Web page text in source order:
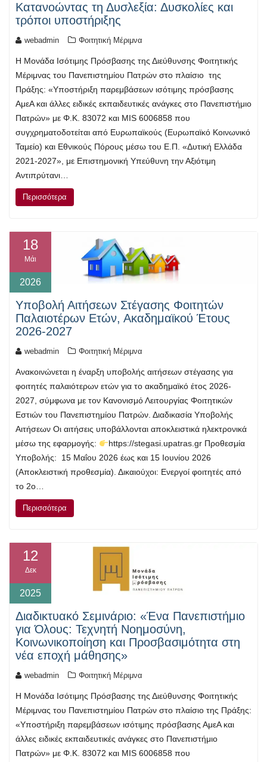
Κατανοώντας τη Δυσλεξία: Δυσκολίες και
τρόποι υποστήριξης
webadmin Φοιτητική Μέριμνα
Η Μονάδα Ισότιμης Πρόσβασης της Διεύθυνσης Φοιτητικής
Μέριμνας του Πανεπιστημίου Πατρών στο πλαίσιο της
Πράξης: «Υποστήριξη παρεμβάσεων ισότιμης πρόσβασης
ΑμεΑ και άλλες ειδικές εκπαιδευτικές ανάγκες στο Πανεπιστήμιο
Πατρών» με Φ.Κ. 83072 και MIS 6006858 που
συγχρηματοδοτείται από Ευρωπαϊκούς (Ευρωπαϊκό Κοινωνικό
Ταμείο) και Εθνικούς Πόρους μέσω του Ε.Π. «Δυτική Ελλάδα
2021-2027», με Επιστημονική Υπεύθυνη την Αξιότιμη
Αντιπρύτανι…
Περισσότερα
18
Μάι
2026
Υποβολή Αιτήσεων Στέγασης Φοιτητών
Παλαιοτέρων Ετών, Ακαδημαϊκού Έτους
2026-2027
webadmin Φοιτητική Μέριμνα
Ανακοινώνεται η έναρξη υποβολής αιτήσεων στέγασης για
φοιτητές παλαιότερων ετών για το ακαδημαϊκό έτος 2026-
2027, σύμφωνα με τον Κανονισμό Λειτουργίας Φοιτητικών
Εστιών του Πανεπιστημίου Πατρών. Διαδικασία Υποβολής
Αιτήσεων Οι αιτήσεις υποβάλλονται αποκλειστικά ηλεκτρονικά
μέσω της εφαρμογής:
https://stegasi.upatras.gr Προθεσμία
Υποβολής: 15 Μαΐου 2026 έως και 15 Ιουνίου 2026
(Αποκλειστική προθεσμία). Δικαιούχοι: Ενεργοί φοιτητές από
το 2ο…
Περισσότερα
12
Δεκ
2025
Διαδικτυακό Σεμινάριο: «Ένα Πανεπιστήμιο
για Όλους: Τεχνητή Νοημοσύνη,
Κοινωνικοποίηση και Προσβασιμότητα στη
νέα εποχή μάθησης»
webadmin Φοιτητική Μέριμνα
Η Μονάδα Ισότιμης Πρόσβασης της Διεύθυνσης Φοιτητικής
Μέριμνας του Πανεπιστημίου Πατρών στο πλαίσιο της Πράξης:
«Υποστήριξη παρεμβάσεων ισότιμης πρόσβασης ΑμεΑ και
άλλες ειδικές εκπαιδευτικές ανάγκες στο Πανεπιστήμιο
Πατρών» με Φ.Κ. 83072 και MIS 6006858 που